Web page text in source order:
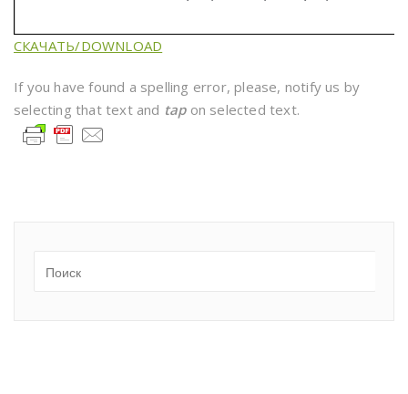
СКАЧАТЬ/DOWNLOAD
If you have found a spelling error, please, notify us by
selecting that text and tapon selected text.